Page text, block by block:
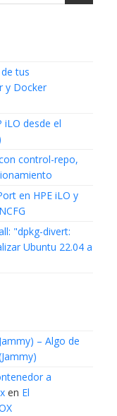
tus
y Docker
iLO desde el
control-repo,
en HPE iLO y
"dpkg-divert:
Ubuntu 22.04 a
– Algo de
a
en El